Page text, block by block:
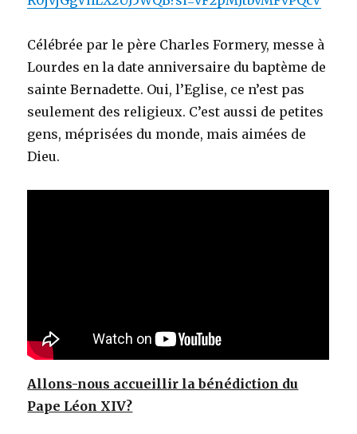
Célébrée par le père Charles Formery, messe à
Lourdes en la date anniversaire du baptème de
sainte Bernadette. Oui, l’Eglise, ce n’est pas
seulement des religieux. C’est aussi de petites
gens, méprisées du monde, mais aimées de
Dieu.
Allons-nous accueillir la bénédiction du
Pape Léon XIV?